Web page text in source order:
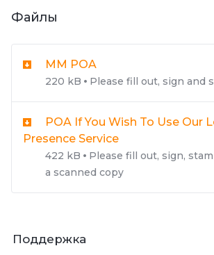
Файлы
MM POA
220 kB Please fill out, sign and
POA If You Wish To Use Our
Presence Service
422 kB
Please fill out, sign,
a scanned copy
Поддержка